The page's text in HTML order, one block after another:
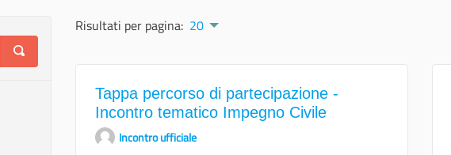
Risultati per pagina: 20
Tappa percorso di partecipazione -
Incontro tematico Impegno Civile
Incontro ufficiale